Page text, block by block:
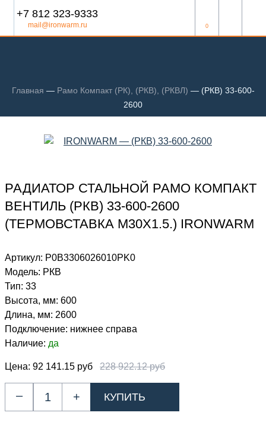
+7 812 323-9333
mail@ironwarm.ru 0
Главная — Рамо Компакт (РК), (РКВ), (РКВЛ) — (РКВ) 33-600-
2600
РАДИАТОР СТАЛЬНОЙ РАМО КОМПАКТ
ВЕНТИЛЬ (РКВ) 33-600-2600
(ТЕРМОВСТАВКА М30Х1.5.) IRONWARM
Артикул: Р0В3306026010PK0
Модель: РКВ
Тип: 33
Высота, мм: 600
Длина, мм: 2600
Подключение: нижнее справа
Наличие: да
Цена: 92 141.15 руб 228 922.12 руб
– +